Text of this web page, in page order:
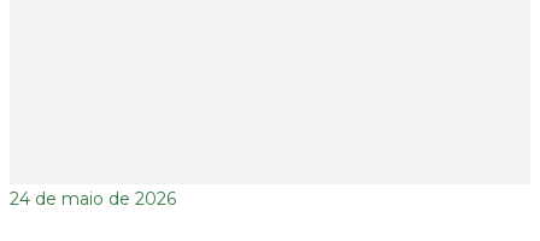
24 de maio de 2026